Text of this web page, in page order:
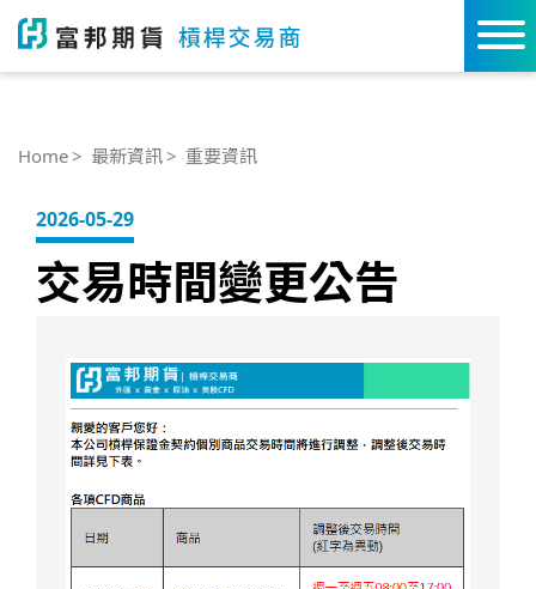
Home 最新資訊 重要資訊
2026-05-29
交易時間變更公告